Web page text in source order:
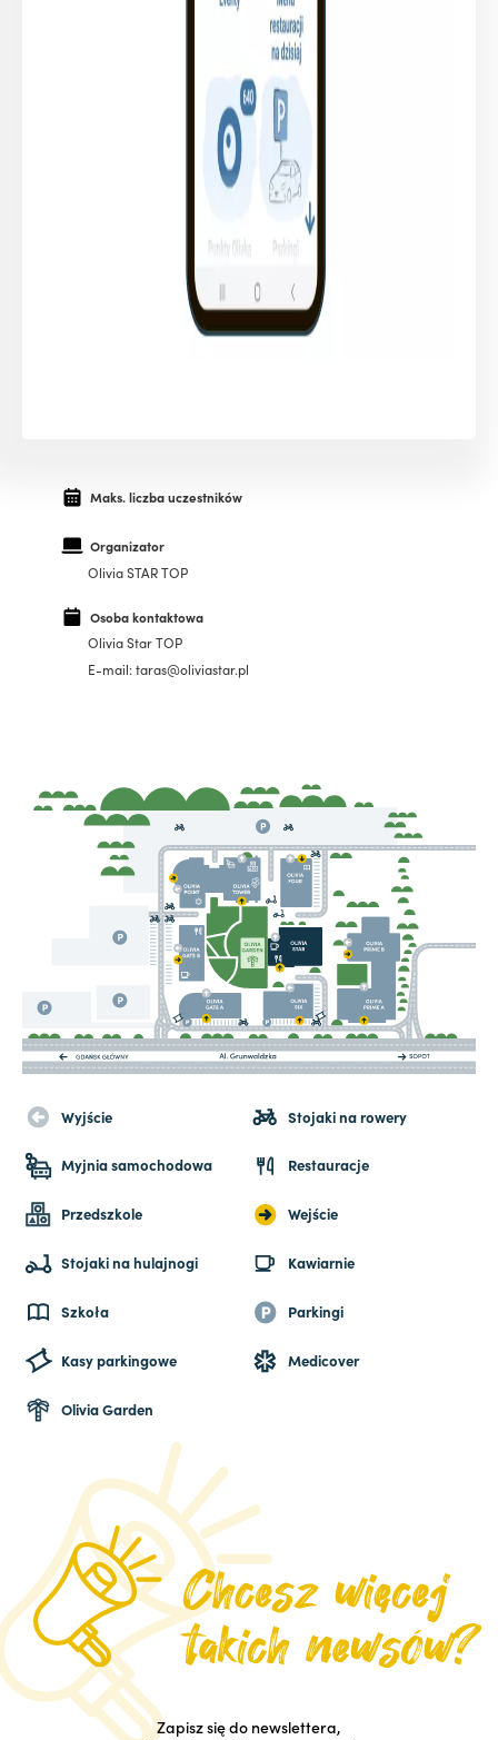
Maks. liczba uczestników
Organizator
Olivia STAR TOP
Osoba kontaktowa
Olivia Star TOP
E-mail: taras@oliviastar.pl
Wyjście Stojaki na rowery
Myjnia samochodowa Restauracje
Przedszkole Wejście
Stojaki na hulajnogi Kawiarnie
Szkoła Parkingi
Kasy parkingowe Medicover
Olivia Garden
Zapisz się do newslettera,